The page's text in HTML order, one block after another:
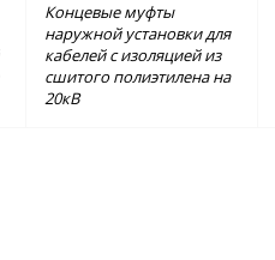
Концевые муфты
наружной установки для
кабелей с изоляцией из
сшитого полиэтилена на
20кВ